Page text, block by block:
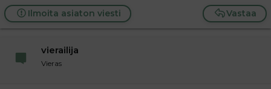
Vastaa
Ilmoita asiaton viesti
vierailija
Vieras